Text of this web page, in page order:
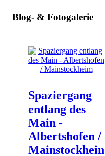
Blog- & Fotogalerie
Spaziergang
entlang des
Main -
Albertshofen /
Mainstockheim